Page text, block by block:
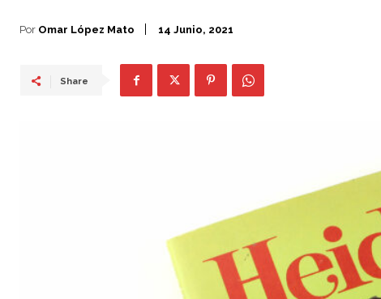
Por Omar López Mato 14 Junio, 2021
Share